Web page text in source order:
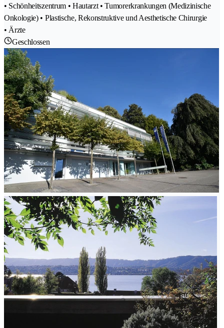
• Schönheitszentrum • Hautarzt • Tumorerkrankungen (Medizinische
Onkologie) • Plastische, Rekonstruktive und Aesthetische Chirurgie
• Ärzte
Geschlossen